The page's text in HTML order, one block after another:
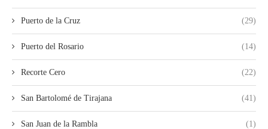
Puerto de la Cruz (29)
Puerto del Rosario (14)
Recorte Cero (22)
San Bartolomé de Tirajana (41)
San Juan de la Rambla (1)